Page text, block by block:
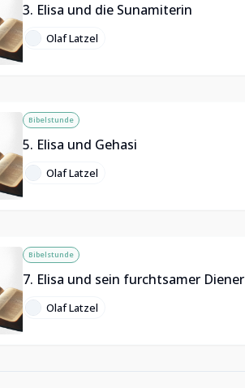
3. Elisa und die Sunamiterin
Olaf Latzel
Bibelstunde
5. Elisa und Gehasi
Olaf Latzel
Bibelstunde
7. Elisa und sein furchtsamer Diener
Olaf Latzel